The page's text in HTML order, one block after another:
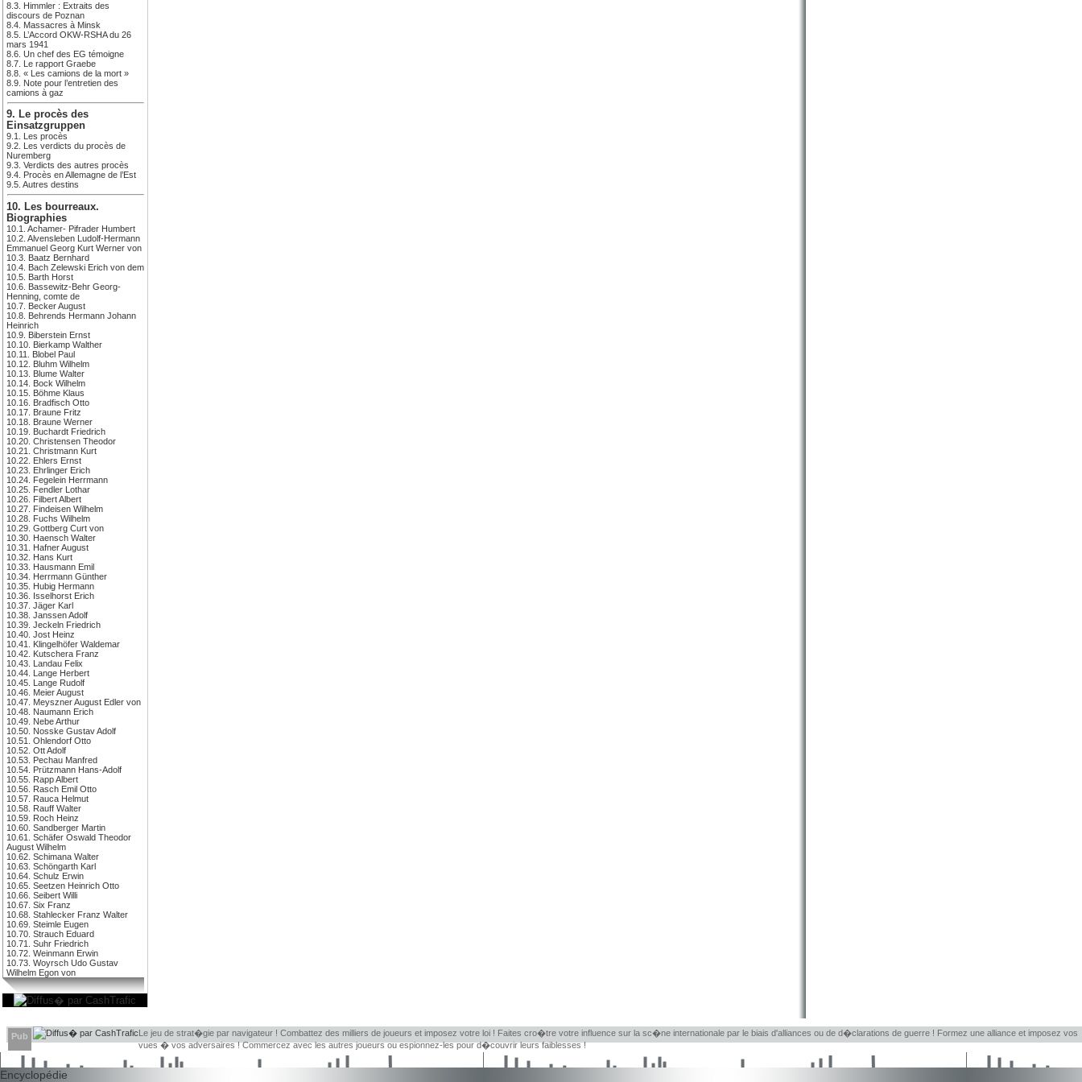
8.3. Himmler : Extraits des
discours de Poznan
8.4. Massacres à Minsk
8.5. L’Accord OKW-RSHA du 26
mars 1941
8.6. Un chef des EG témoigne
8.7. Le rapport Graebe
8.8. « Les camions de la mort »
8.9. Note pour l’entretien des
camions à gaz
9. Le procès des
Einsatzgruppen
9.1. Les procès
9.2. Les verdicts du procès de
Nuremberg
9.3. Verdicts des autres procès
9.4. Procès en Allemagne de l’Est
9.5. Autres destins
10. Les bourreaux.
Biographies
10.1. Achamer- Pifrader Humbert
10.2. Alvensleben Ludolf-Hermann
Emmanuel Georg Kurt Werner von
10.3. Baatz Bernhard
10.4. Bach Zelewski Erich von dem
10.5. Barth Horst
10.6. Bassewitz-Behr Georg-
Henning, comte de
10.7. Becker August
10.8. Behrends Hermann Johann
Heinrich
10.9. Biberstein Ernst
10.10. Bierkamp Walther
10.11. Blobel Paul
10.12. Bluhm Wilhelm
10.13. Blume Walter
10.14. Bock Wilhelm
10.15. Böhme Klaus
10.16. Bradfisch Otto
10.17. Braune Fritz
10.18. Braune Werner
10.19. Buchardt Friedrich
10.20. Christensen Theodor
10.21. Christmann Kurt
10.22. Ehlers Ernst
10.23. Ehrlinger Erich
10.24. Fegelein Herrmann
10.25. Fendler Lothar
10.26. Filbert Albert
10.27. Findeisen Wilhelm
10.28. Fuchs Wilhelm
10.29. Gottberg Curt von
10.30. Haensch Walter
10.31. Hafner August
10.32. Hans Kurt
10.33. Hausmann Emil
10.34. Herrmann Günther
10.35. Hubig Hermann
10.36. Isselhorst Erich
10.37. Jäger Karl
10.38. Janssen Adolf
10.39. Jeckeln Friedrich
10.40. Jost Heinz
10.41. Klingelhöfer Waldemar
10.42. Kutschera Franz
10.43. Landau Felix
10.44. Lange Herbert
10.45. Lange Rudolf
10.46. Meier August
10.47. Meyszner August Edler von
10.48. Naumann Erich
10.49. Nebe Arthur
10.50. Nosske Gustav Adolf
10.51. Ohlendorf Otto
10.52. Ott Adolf
10.53. Pechau Manfred
10.54. Prützmann Hans-Adolf
10.55. Rapp Albert
10.56. Rasch Emil Otto
10.57. Rauca Helmut
10.58. Rauff Walter
10.59. Roch Heinz
10.60. Sandberger Martin
10.61. Schäfer Oswald Theodor
August Wilhelm
10.62. Schimana Walter
10.63. Schöngarth Karl
10.64. Schulz Erwin
10.65. Seetzen Heinrich Otto
10.66. Seibert Willi
10.67. Six Franz
10.68. Stahlecker Franz Walter
10.69. Steimle Eugen
10.70. Strauch Eduard
10.71. Suhr Friedrich
10.72. Weinmann Erwin
10.73. Woyrsch Udo Gustav
Wilhelm Egon von
Pub
Le jeu de strat�gie par navigateur ! Combattez des milliers de joueurs et imposez votre loi ! Faites cro�tre votre influence sur la sc�ne internationale par le biais d'alliances ou de d�clarations de guerre ! Formez une alliance et imposez vos
vues � vos adversaires ! Commercez avec les autres joueurs ou espionnez-les pour d�couvrir leurs faiblesses !
Encyclopédie